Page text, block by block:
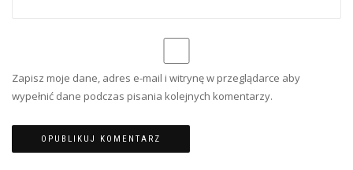
Zapisz moje dane, adres e-mail i witrynę w przeglądarce aby
wypełnić dane podczas pisania kolejnych komentarzy.